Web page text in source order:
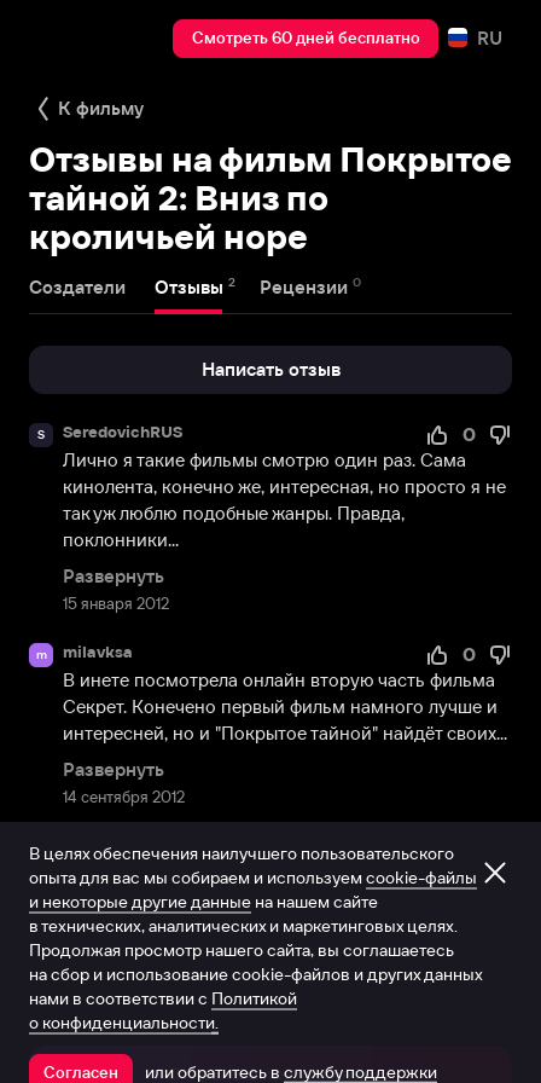
Смотреть 60 дней бесплатно RU
К фильму
Отзывы на фильм Покрытое
тайной 2: Вниз по
кроличьей норе
Создатели Отзывы 2 Рецензии 0
Написать отзыв
S SeredovichRUS
15 января 2012
0
Лично я такие фильмы смотрю один раз. Сама
кинолента, конечно же, интересная, но просто я не
так уж люблю подобные жанры. Правда,
поклонники...
Развернуть
m milavksa
14 сентября 2012
0
В инете посмотрела онлайн вторую часть фильма
Секрет. Конечено первый фильм намного лучше и
интересней, но и "Покрытое тайной" найдёт своих...
Развернуть
Открыть в приложении
В целях обеспечения наилучшего пользовательского
опыта для вас мы собираем и используем cookie-файлы
и некоторые другие данные на нашем сайте
в технических, аналитических и маркетинговых целях.
Продолжая просмотр нашего сайта, вы соглашаетесь
на сбор и использование cookie-файлов и других данных
нами в соответствии с Политикой
о конфиденциальности.
Согласен или обратитесь в службу поддержки